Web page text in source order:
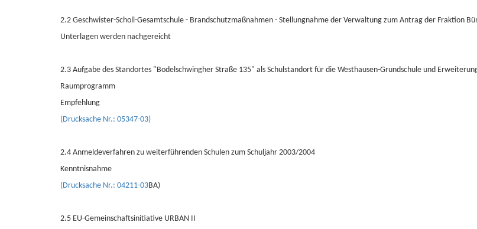
2.2 Geschwister-Scholl-Gesamtschule - Brandschutzmaßnahmen - Stellungnahme der Verwaltung zum Antrag der Fraktion
Unterlagen werden nachgereicht
2.3 Aufgabe des Standortes "Bodelschwingher Straße 135" als Schulstandort für die Westhausen-Grundschule und
Raumprogramm
Empfehlung
(Drucksache Nr.: 05347-03)
2.4 Anmeldeverfahren zu weiterführenden Schulen zum Schuljahr 2003/2004
Kenntnisnahme
(Drucksache Nr.: 04211-03BA)
2.5 EU-Gemeinschaftsinitiative URBAN II